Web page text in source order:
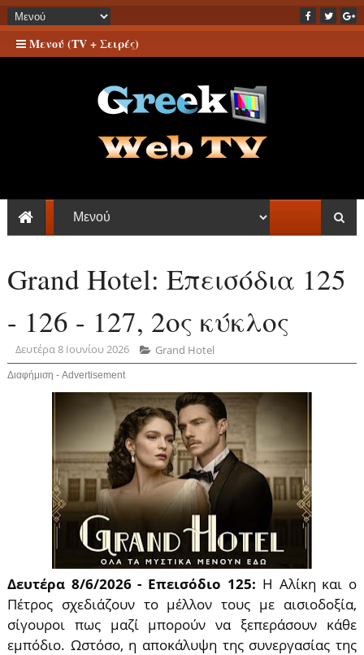
Μενού (TV + Σειρές)
Grand Hotel: Επεισόδια 125
- 126 - 127, 2ος κύκλος
Δευτέρα 8 Ιουνίου 2026 Grand Hotel
Διαφήμιση - Advertisement
Δευτέρα 8/6/2026 - Επεισόδιο 125: Η Αλίκη και ο
Πέτρος σχεδιάζουν το μέλλον τους με αισιοδοξία,
σίγουροι πως μαζί μπορούν να ξεπεράσουν κάθε
εμπόδιο. Ωστόσο, η αποκάλυψη της συνεργασίας της